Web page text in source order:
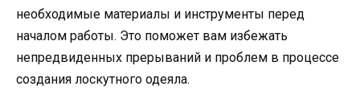
необходимые материалы и инструменты перед
началом работы. Это поможет вам избежать
непредвиденных прерываний и проблем в процессе
создания лоскутного одеяла.